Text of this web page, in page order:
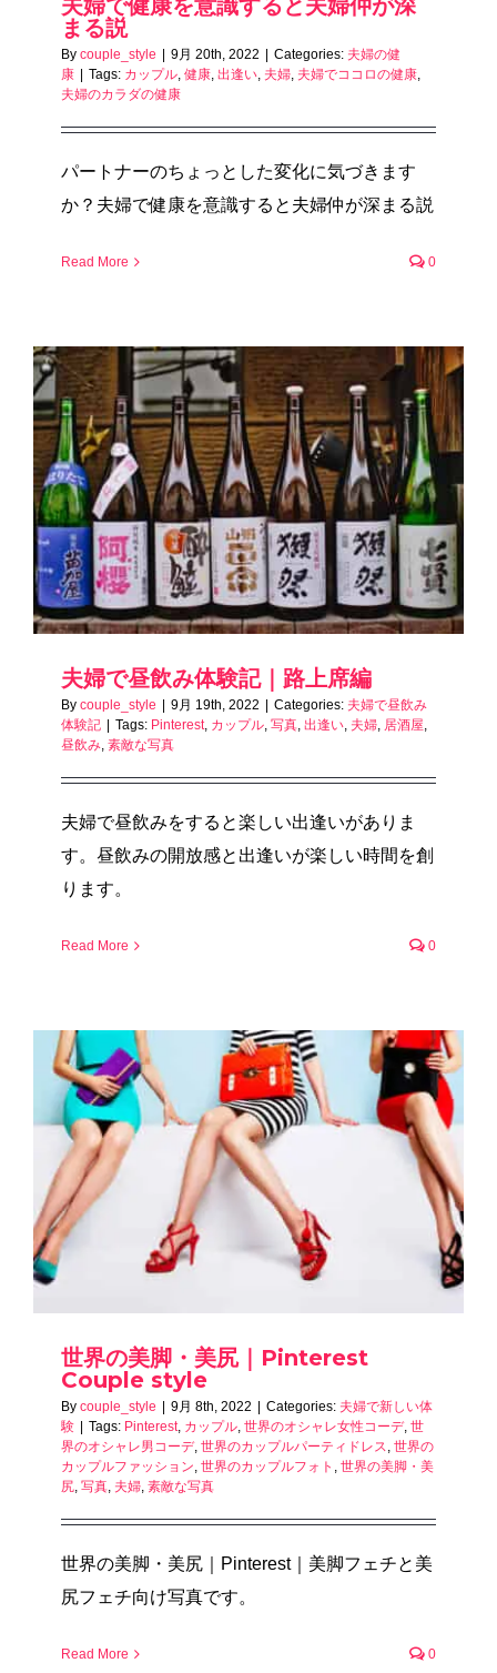
夫婦で健康を意識すると夫婦仲が深
まる説
By couple_style 9月 20th, 2022 Categories: 夫婦の健
康
Tags: カップル, 健康, 出逢い, 夫婦, 夫婦でココロの健康,
夫婦のカラダの健康
パートナーのちょっとした変化に気づきます
か？夫婦で健康を意識すると夫婦仲が深まる説
Read More 0
夫婦で昼飲み体験記｜路上席編
By couple_style 9月 19th, 2022 Categories: 夫婦で昼飲み
体験記
Tags: Pinterest, カップル, 写真, 出逢い, 夫婦, 居酒屋,
昼飲み, 素敵な写真
夫婦で昼飲みをすると楽しい出逢いがありま
す。昼飲みの開放感と出逢いが楽しい時間を創
ります。
Read More 0
世界の美脚・美尻｜Pinterest
Couple style
By couple_style 9月 8th, 2022 Categories: 夫婦で新しい体
験
Tags: Pinterest, カップル, 世界のオシャレ女性コーデ, 世
界のオシャレ男コーデ, 世界のカップルパーティドレス, 世界の
カップルファッション, 世界のカップルフォト , 世界の美脚・美
尻, 写真, 夫婦, 素敵な写真
世界の美脚・美尻｜Pinterest｜美脚フェチと美
尻フェチ向け写真です。
Read More 0